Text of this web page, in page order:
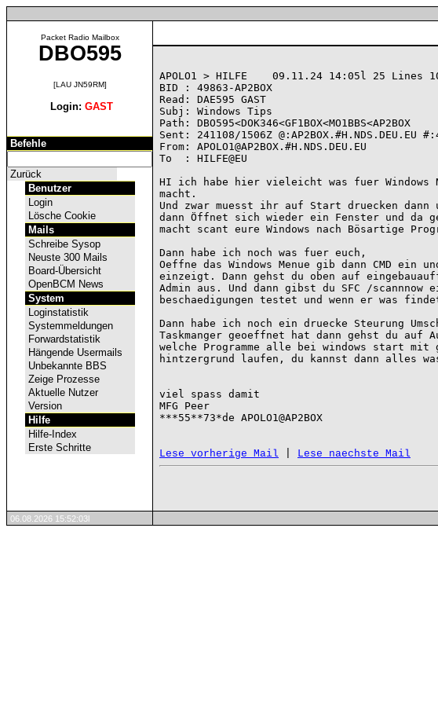
Packet Radio Mailbox
DBO595
[LAU JN59RM]
Login: GAST
Befehle
Zurück
Benutzer
Login
Lösche Cookie
Mails
Schreibe Sysop
Neuste 300 Mails
Board-Übersicht
OpenBCM News
System
Loginstatistik
Systemmeldungen
Forwardstatistik
Hängende Usermails
Unbekannte BBS
Zeige Prozesse
Aktuelle Nutzer
Version
Hilfe
Hilfe-Index
Erste Schritte
APOLO1 > HILFE    09.11.24 14:05l 25 Lines
BID : 49863-AP2BOX
Read: DAE595 GAST
Subj: Windows Tips
Path: DBO595<DOK346<GF1BOX<MO1BBS<AP2BOX
Sent: 241108/1506Z
From: APOLO1@AP2BOX.#H.NDS.DEU.EU
To  : HILFE@EU
HI ich habe hier vieleicht was fuer Windows
macht.
Und zwar muesst ihr auf Start druecken dann
dann Öffnet sich wieder ein Fenster und da
macht scant eure Windows nach Bösartige
Dann habe ich noch was fuer euch,
Oeffne das Windows Menue gib dann CMD
einzeigt. Dann gehst du oben auf
Admin aus. Und dann gibst du SFC /
beschaedigungen testet und wenn er was
Dann habe ich noch ein druecke Steurung
Taskmanger geoeffnet hat dann gehst du auf
welche Programme alle bei windows start mit
hintzergrund laufen, du kannst dann alles
viel spass damit
MFG Peer
***55**73*de APOLO1@AP2BOX
Lese vorherige Mail Lese naechste Mail
06.08.2026 15:52:03l